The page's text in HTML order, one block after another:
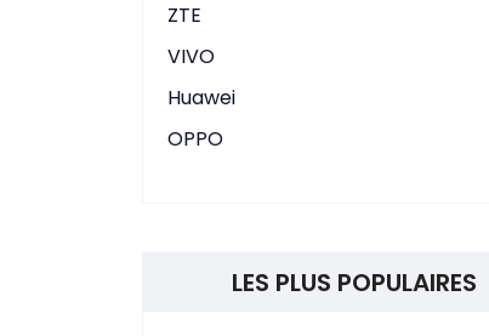
ZTE
VIVO
Huawei
OPPO
LES PLUS POPULAIRES